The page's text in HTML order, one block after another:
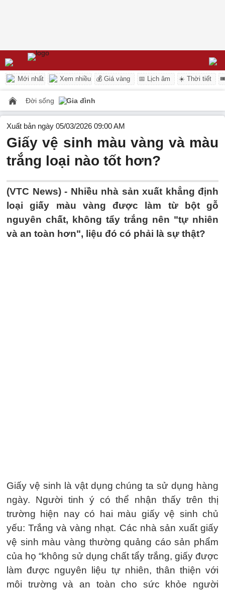
Mới nhất Xem nhiều 💰 Giá vàng 📅 Lịch âm ☀️ Thời tiết
Đời sống Gia đình
Xuất bản ngày 05/03/2026 09:00 AM
Giấy vệ sinh màu vàng và màu
trắng loại nào tốt hơn?
(VTC News) - Nhiều nhà sản xuất khẳng định
loại giấy màu vàng được làm từ bột gỗ
nguyên chất, không tẩy trắng nên "tự nhiên
và an toàn hơn", liệu đó có phải là sự thật?
Giấy vệ sinh là vật dụng chúng ta sử dụng hàng
ngày. Người tinh ý có thể nhận thấy trên thị
trường hiện nay có hai màu giấy vệ sinh chủ
yếu: Trắng và vàng nhạt. Các nhà sản xuất giấy
vệ sinh màu vàng thường quảng cáo sản phẩm
của họ “không sử dụng chất tẩy trắng, giấy được
làm được nguyên liệu tự nhiên, thân thiện với
môi trường và an toàn cho sức khỏe người